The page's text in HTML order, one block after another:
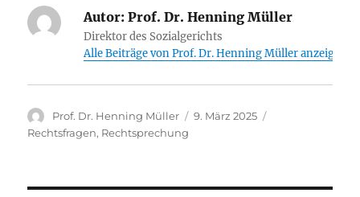
ü
b
e
t
r
z
u
t
n
a
u
f
F
a
c
b
k
z
u
t
n
Autor: Prof. Dr. Henning Müller
Direktor des Sozialgerichts
Alle Beiträge von Prof. Dr. Henning Müller anzeigen
Autor
Prof. Dr. Henning Müller
Veröffentlicht
9. März 2025
Rechtsfragen, Rechtsprechung